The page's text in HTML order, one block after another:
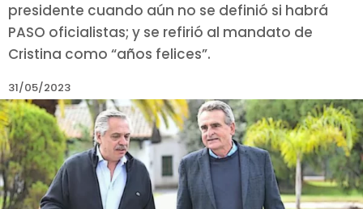
presidente cuando aún no se definió si habrá
PASO oficialistas; y se refirió al mandato de
Cristina como “años felices”.
31/05/2023